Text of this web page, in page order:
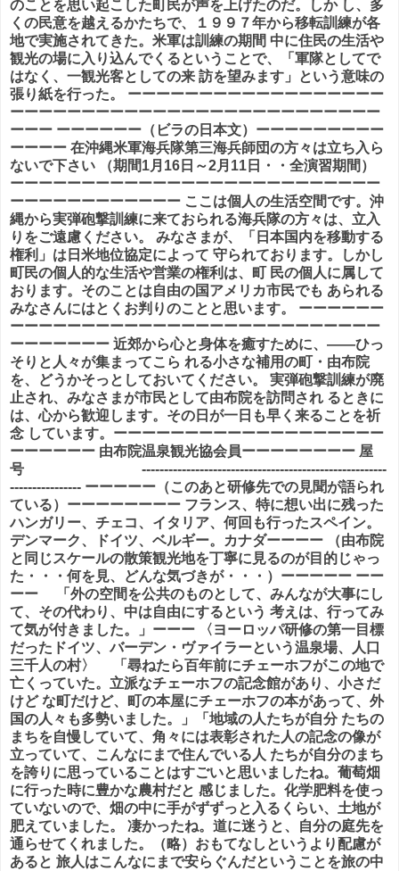
のことを思い起こした町民が声を上げたのだ。しか し、多
くの民意を越えるかたちで、１９９７年から移転訓練が各
地で実施されてきた。米軍は訓練の期間 中に住民の生活や
観光の場に入り込んでくるということで、「軍隊としてで
はなく、一観光客としての来 訪を望みます」という意味の
張り紙を行った。 ーーーーーーーーーーーーーーーーーー
ーーーーーーーーーーーーーーーーーーーーーーーーーー
ーーー ーーーーーー（ビラの日本文）ーーーーーーーーー
ーーーー 在沖縄米軍海兵隊第三海兵師団の方々は立ち入ら
ないで下さい （期間1月16日～2月11日・・全演習期間）
ーーーーーーーーーーーーーーーーーーーーーーーーーー
ーーーーーーーーーーーー ここは個人の生活空間です。沖
縄から実弾砲撃訓練に来ておられる海兵隊の方々は、立入
りをご遠慮ください。 みなさまが、「日本国内を移動する
権利」は日米地位協定によって 守られております。しかし
町民の個人的な生活や営業の権利は、町 民の個人に属して
おります。そのことは自由の国アメリカ市民でも あられる
みなさんにはとくお判りのことと思います。 ーーーーーー
ーーーーーーーーーーーーーーーーーーーーーーーーーー
ーーーーーーー 近郊から心と身体を癒すために、――ひっ
そりと人々が集まってこら れる小さな補用の町・由布院
を、どうかそっとしておいてください。 実弾砲撃訓練が廃
止され、みなさまが市民として由布院を訪問され るときに
は、心から歓迎します。その日が一日も早く来ることを祈
念 しています。ーーーーーーーーーーーーーーーーーーー
ーーーーーー 由布院温泉観光協会員ーーーーーーーー 屋
号 -------------------------------------------------------
---------------- ーーーーー（このあと研修先での見聞が語られ
ている）ーーーーーーーー フランス、特に想い出に残った
ハンガリー、チェコ、イタリア、何回も行ったスペイン。
デンマーク、ドイツ、ベルギー。カナダーーーー （由布院
と同じスケールの散策観光地を丁寧に見るのが目的じゃっ
た・・・何を見、どんな気づきが・・・）ーーーーー ーー
ーー 「外の空間を公共のものとして、みんなが大事にし
て、その代わり、中は自由にするという 考えは、行ってみ
て気が付きました。」ーーー 〈ヨーロッパ研修の第一目標
だったドイツ、バーデン・ヴァイラーという温泉場、人口
三千人の村〉 「尋ねたら百年前にチェーホフがこの地で
亡くっていた。立派なチェーホフの記念館があり、小さだ
けど な町だけど、町の本屋にチェーホフの本があって、外
国の人々も多勢いました。」「地域の人たちが自分 たちの
まちを自慢していて、角々には表彰された人の記念の像が
立っていて、こんなにまで住んでいる人 たちが自分のまち
を誇りに思っていることはすごいと思いましたね。葡萄畑
に行った時に豊かな農村だと 感じました。化学肥料を使っ
ていないので、畑の中に手がずずっと入るくらい、土地が
肥えていました。 凄かったね。道に迷うと、自分の庭先を
通らせてくれました。（略）おもてなしというより配慮が
あると 旅人はこんなにまで安らぐんだということを旅の中